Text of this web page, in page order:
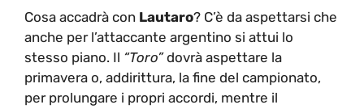
Cosa accadrà con Lautaro? C’è da aspettarsi che
anche per l’attaccante argentino si attui lo
stesso piano. Il “Toro”dovrà aspettare la
primavera o, addirittura, la fine del campionato,
per prolungare i propri accordi, mentre il